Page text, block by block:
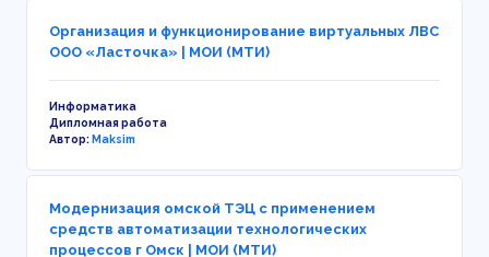
Организация и функционирование виртуальных ЛВС
ООО «Ласточка» | МОИ (МТИ)
Информатика
Дипломная работа
Автор:Maksim
Модернизация омской ТЭЦ с применением
средств автоматизации технологических
процессов г Омск | МОИ (МТИ)